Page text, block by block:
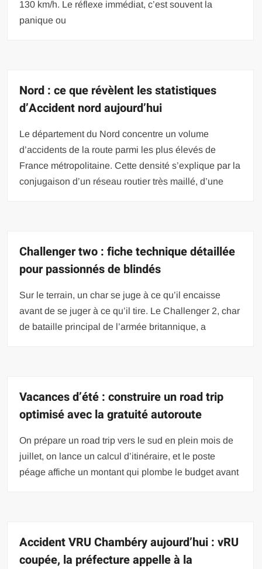
130 km/h. Le réflexe immédiat, c’est souvent la
panique ou
Nord : ce que révèlent les statistiques
d’Accident nord aujourd’hui
Le département du Nord concentre un volume
d’accidents de la route parmi les plus élevés de
France métropolitaine. Cette densité s’explique par la
conjugaison d’un réseau routier très maillé, d’une
Challenger two : fiche technique détaillée
pour passionnés de blindés
Sur le terrain, un char se juge à ce qu’il encaisse
avant de se juger à ce qu’il tire. Le Challenger 2, char
de bataille principal de l’armée britannique, a
Vacances d’été : construire un road trip
optimisé avec la gratuité autoroute
On prépare un road trip vers le sud en plein mois de
juillet, on lance un calcul d’itinéraire, et le poste
péage affiche un montant qui plombe le budget avant
Accident VRU Chambéry aujourd’hui : vRU
coupée, la préfecture appelle à la